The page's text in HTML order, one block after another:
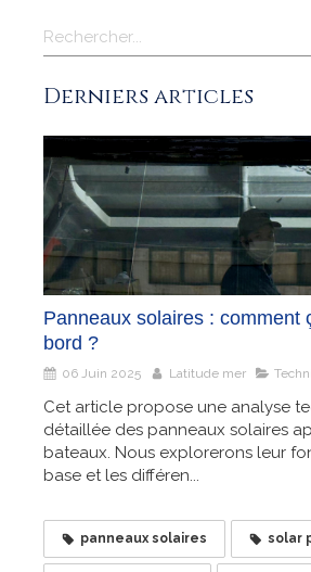
Rechercher
Derniers articles
Panneaux solaires : comment
bord ?
06 Juin 2025 Latitude mer
Cet article propose une analyse
détaillée des panneaux solaires
bateaux. Nous explorerons leur
base et les différen...
panneaux solaires solar